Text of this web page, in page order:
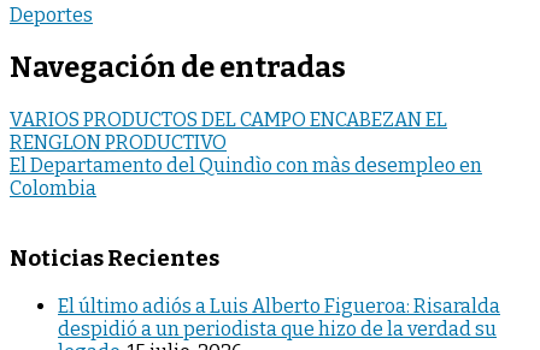
Deportes
Navegación de entradas
VARIOS PRODUCTOS DEL CAMPO ENCABEZAN EL
RENGLON PRODUCTIVO
El Departamento del Quindìo con màs desempleo en
Colombia
Noticias Recientes
El último adiós a Luis Alberto Figueroa: Risaralda
despidió a un periodista que hizo de la verdad su